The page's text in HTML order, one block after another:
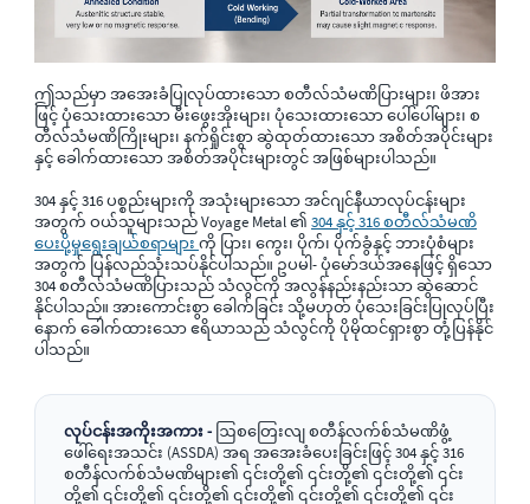
ဤသည်မှာ အအေးခံပြုလုပ်ထားသော စတီလ်သံမဏိပြားများ၊ ဖိအား
ဖြင့် ပုံသေးထားသော မီးဖွေးအိုးများ၊ ပုံသေးထားသော ပေါ်ပေါ်များ၊ စ
တီလ်သံမဏိကြိုးများ၊ နက်ရှိုင်းစွာ ဆွဲထုတ်ထားသော အစိတ်အပိုင်းများ
နှင့် ခေါက်ထားသော အစိတ်အပိုင်းများတွင် အဖြစ်များပါသည်။
304 နှင့် 316 ပစ္စည်းများကို အသုံးများသော အင်ဂျင်နီယာလုပ်ငန်းများ
အတွက် ဝယ်သူများသည် Voyage Metal ၏ 304 နှင့် 316 စတီလ်သံမဏိ
ပေးပို့မှုရွေးချယ်စရာများ ကို ပြား၊ ကွေး၊ ပိုက်၊ ပိုက်ခွံနှင့် ဘားပုံစံများ
အတွက် ပြန်လည်သုံးသပ်နိုင်ပါသည်။ ဥပမါ- ပုံမော်ဒယ်အနေဖြင့် ရှိသော
304 စတီလ်သံမဏိပြားသည် သံလွင်ကို အလွန်နည်းနည်းသာ ဆွဲဆောင်
နိုင်ပါသည်။ အားကောင်းစွာ ခေါက်ခြင်း သို့မဟုတ် ပုံသေးခြင်းပြုလုပ်ပြီး
နောက် ခေါက်ထားသော ဧရိယာသည် သံလွင်ကို ပိုမိုထင်ရှားစွာ တုံ့ပြန်နိုင်
ပါသည်။
လုပ်ငန်းအကိုးအကား - ဩစတြေးလျ စတီန်လက်စ်သံမဏိဖွံ့
ဖေါ်ရေးအသင်း (ASSDA) အရ အအေးခံပေးခြင်းဖြင့် 304 နှင့် 316
စတီန်လက်စ်သံမဏိများ၏ ၎င်းတို့၏ ၎င်းတို့၏ ၎င်းတို့၏ ၎င်း
တို့၏ ၎င်းတို့၏ ၎င်းတို့၏ ၎င်းတို့၏ ၎င်းတို့၏ ၎င်းတို့၏ ၎င်း